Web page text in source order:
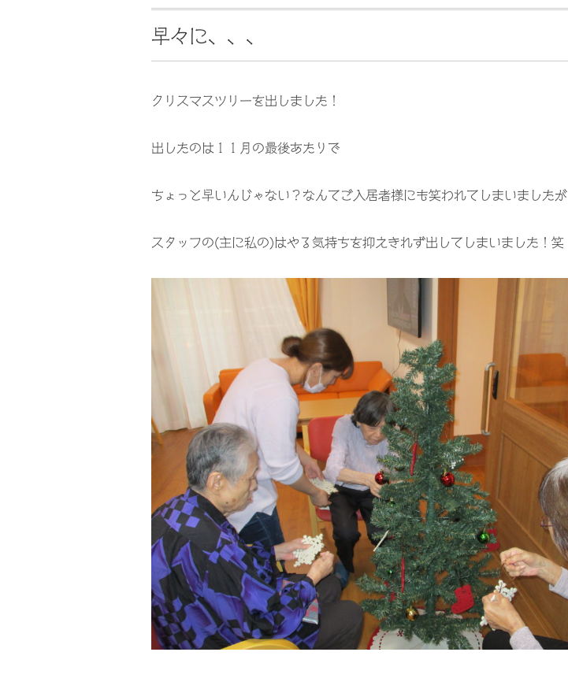
早々に、、、
クリスマスツリーを出しました！
出したのは１１月の最後あたりで
ちょっと早いんじゃない？なんてご入居者様にも笑われてしまいましたが
スタッフの(主に私の)はやる気持ちを抑えきれず出してしまいました！笑